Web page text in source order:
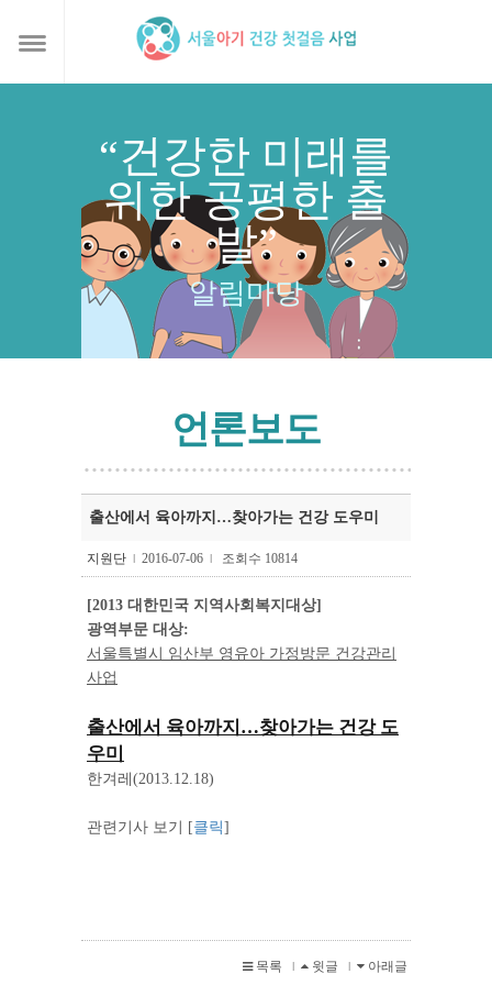
“건강한 미래를
위한 공평한 출
발”
알림마당
언론보도
출산에서 육아까지…찾아가는 건강 도우미
지원단 l 2016-07-06 l 조회수 10814
[2013 대한민국 지역사회복지대상]
광역부문 대상:
서울특별시 임산부 영유아 가정방문 건강관리
사업
출산에서 육아까지…찾아가는 건강 도
우미
한겨레(2013.12.18)
관련기사 보기 [클릭]
목록 l 윗글 l 아래글